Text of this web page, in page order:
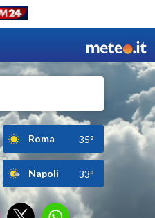
Roma 35°
Napoli 33°